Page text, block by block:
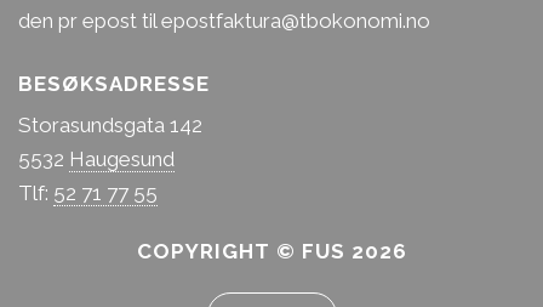
den pr epost til epostfaktura@tbokonomi.no
BESØKSADRESSE
Storasundsgata 142
5532 Haugesund
Tlf: 52 71 77 55
COPYRIGHT © FUS 2026